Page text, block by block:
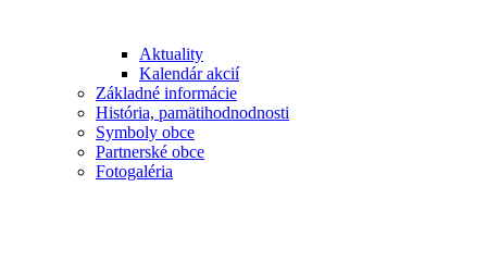
Aktuality
Kalendár akcií
Základné informácie
História, pamätihodnodnosti
Symboly obce
Partnerské obce
Fotogaléria